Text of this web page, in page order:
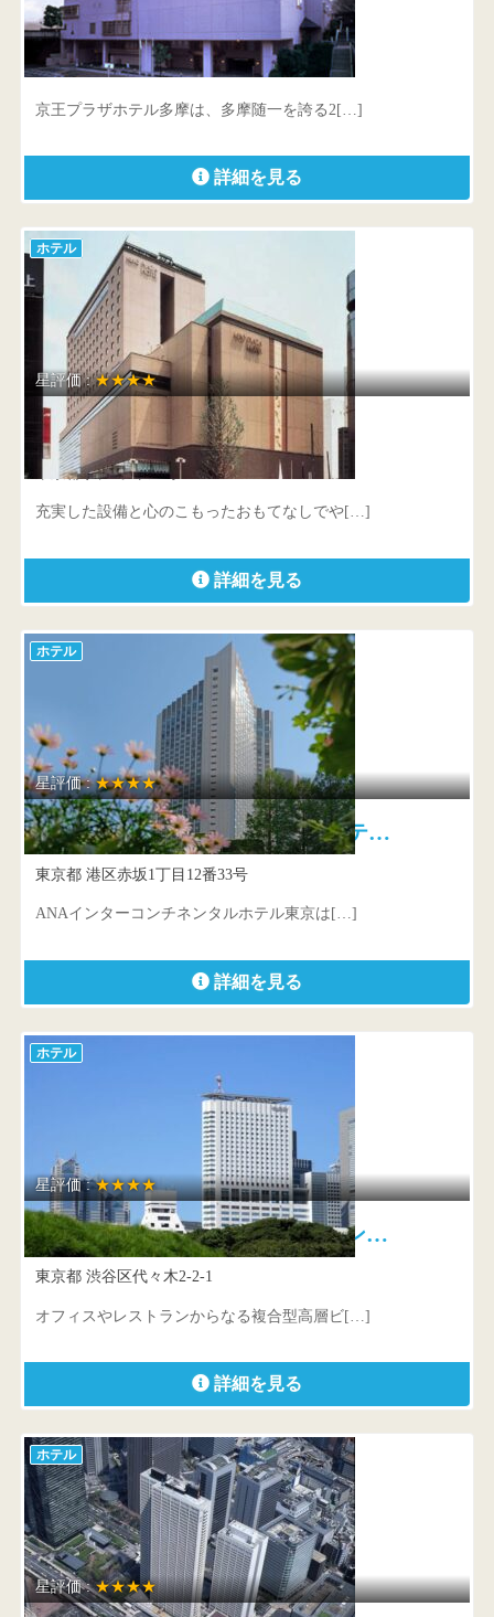
京王プラザホテル多摩
東京都 多摩市落合1-43
京王プラザホテル多摩は、多摩随一を誇る2[…]
詳細を見る
ホテル
星評価 :★★★★
京王プラザホテル八王子
東京都 八王子市旭町14-1
充実した設備と心のこもったおもてなしでや[…]
詳細を見る
ホテル
星評価 :★★★★
ANAインターコンチネンタルホテ…
東京都 港区赤坂1丁目12番33号
ANAインターコンチネンタルホテル東京は[…]
詳細を見る
ホテル
星評価 :★★★★
小田急ホテルセンチュリーサザン…
東京都 渋谷区代々木2-2-1
オフィスやレストランからなる複合型高層ビ[…]
詳細を見る
ホテル
星評価 :★★★★